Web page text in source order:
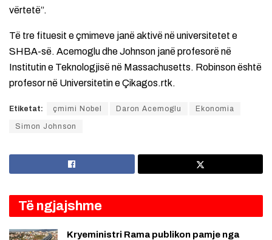
vërtetë”.
Të tre fituesit e çmimeve janë aktivë në universitetet e
SHBA-së. Acemoglu dhe Johnson janë profesorë në
Institutin e Teknologjisë në Massachusetts. Robinson është
profesor në Universitetin e Çikagos.rtk.
Etiketat: çmimi Nobel Daron Acemoglu Ekonomia
Simon Johnson
Të ngjajshme
Kryeministri Rama publikon pamje nga